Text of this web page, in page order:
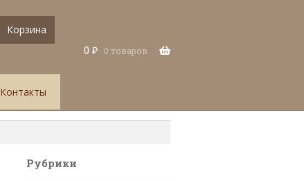
Корзина
0 ₽ 0 товаров
Контакты
Рубрики